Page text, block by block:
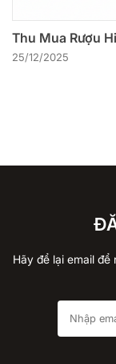
Thu Mua Rượu
25/12/2025
Hãy để lại email